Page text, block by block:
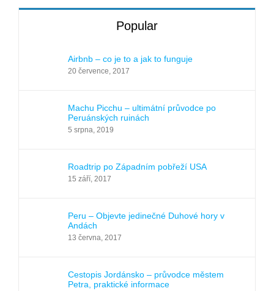
Popular
Airbnb – co je to a jak to funguje
20 července, 2017
Machu Picchu – ultimátní průvodce po
Peruánských ruinách
5 srpna, 2019
Roadtrip po Západním pobřeží USA
15 září, 2017
Peru – Objevte jedinečné Duhové hory v
Andách
13 června, 2017
Cestopis Jordánsko – průvodce městem
Petra, praktické informace